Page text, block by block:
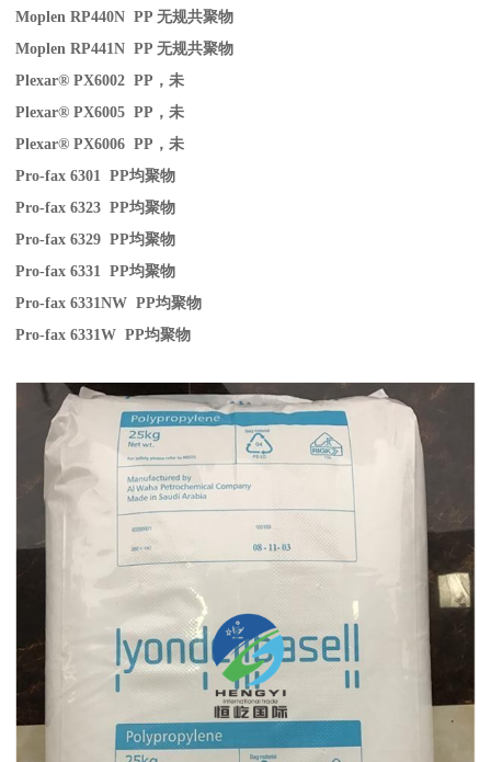
Moplen RP440N PP无规共聚物
Moplen RP441N PP无规共聚物
Plexar® PX6002 PP ，未
Plexar® PX6005 PP ，未
Plexar® PX6006 PP ，未
Pro-fax 6301 PP均聚物
Pro-fax 6323 PP均聚物
Pro-fax 6329 PP均聚物
Pro-fax 6331 PP均聚物
Pro-fax 6331NW PP均聚物
Pro-fax 6331W PP均聚物